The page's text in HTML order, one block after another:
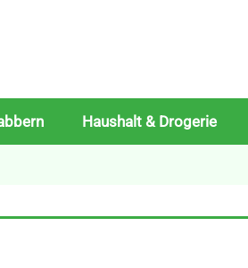
Haushalt & Drogerie